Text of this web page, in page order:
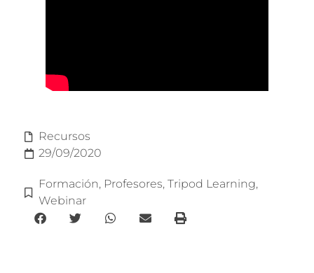
Recursos
29/09/2020
Formación, Profesores, Tripod Learning,
Webinar